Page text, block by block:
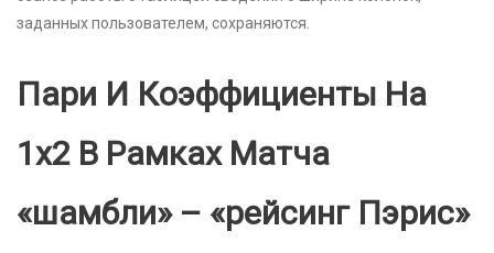
заданных пользователем, сохраняются.
Пари И Коэффициенты На
1х2 В Рамках Матча
«шамбли» – «рейсинг Пэрис»